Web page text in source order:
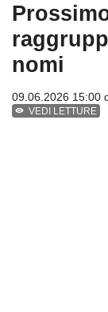
nomi
09.06.2026 15:00
VEDI LETTURE